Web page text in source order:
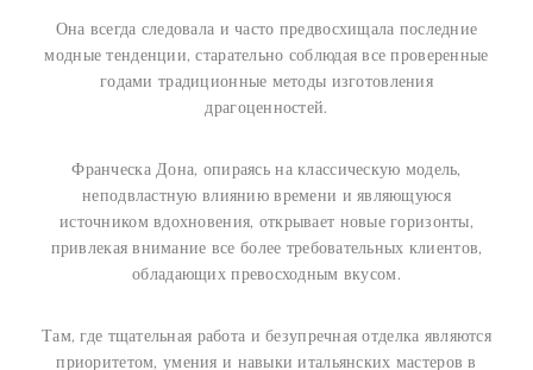
Она всегда следовала и часто предвосхищала последние
модные тенденции, старательно соблюдая все проверенные
годами традиционные методы изготовления
драгоценностей.
Франческа Дона, опираясь на классическую модель,
неподвластную влиянию времени и являющуюся
источником вдохновения, открывает новые горизонты,
привлекая внимание все более требовательных клиентов,
обладающих превосходным вкусом.
Там, где тщательная работа и безупречная отделка являются
приоритетом, умения и навыки итальянских мастеров в